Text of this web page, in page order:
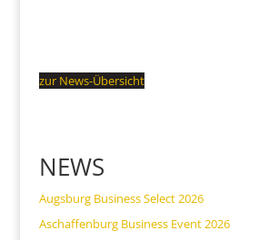
zur News-Übersicht
NEWS
Augsburg Business Select 2026
Aschaffenburg Business Event 2026